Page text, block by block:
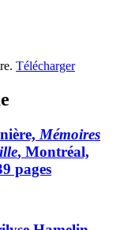
Télécharger
Mémoires
, Montréal,
pages